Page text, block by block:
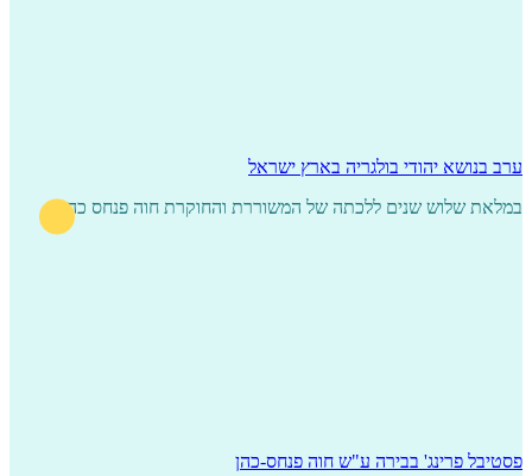
ערב בנושא יהודי בולגריה בארץ ישראל
במלאת שלוש שנים ללכתה של המשוררת והחוקרת חוה פנחס כהן
פסטיבל פרינג' בבירה ע"ש חוה פנחס-כהן